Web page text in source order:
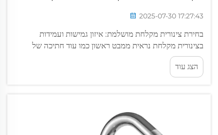
2025-07-30 17:27:43
בחירת צינורית מקלחת מושלמת: איזון גמישות ועמידות
בצינורית מקלחת נראית ממבט ראשון כמו עוד חתיכה של
צינורות במטבח, אבל אל תخدעו מגודלה. האיכות של הצינור
הקטן הזה משפיעה באמת על ה...
הצג עוד